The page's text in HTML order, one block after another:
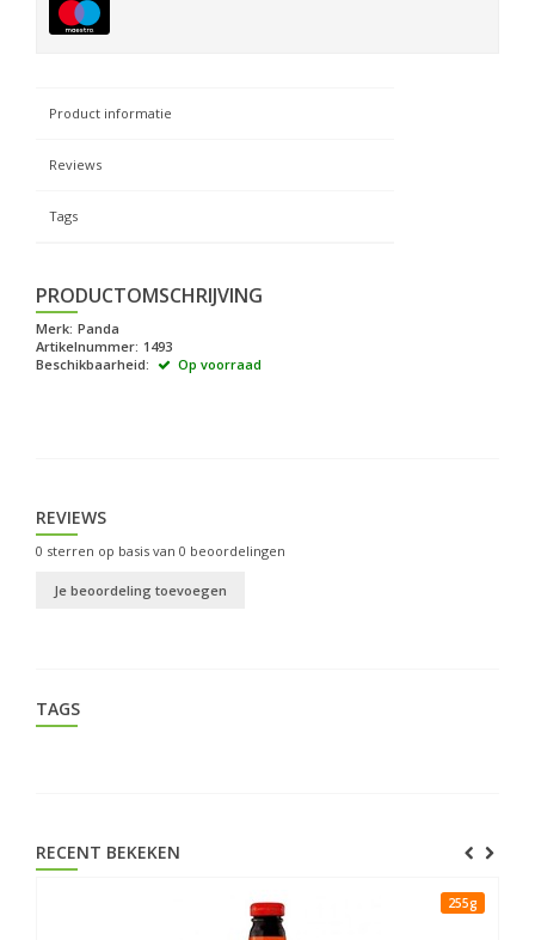
Product informatie
Reviews
Tags
PRODUCTOMSCHRIJVING
Merk: Panda
Artikelnummer: 1493
Beschikbaarheid:
Op voorraad
REVIEWS
0 sterren op basis van 0 beoordelingen
Je beoordeling toevoegen
TAGS
RECENT BEKEKEN
255g